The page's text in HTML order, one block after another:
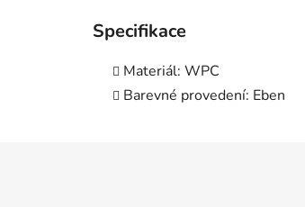
Specifikace
Materiál: WPC
Barevné provedení: Eben